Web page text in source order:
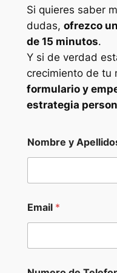
Si quieres saber
dudas, ofrezco
de 15 minutos.
Y si de verdad
crecimiento de tu
formulario y
estrategia
Nombre y
r
e
e
u
Email *